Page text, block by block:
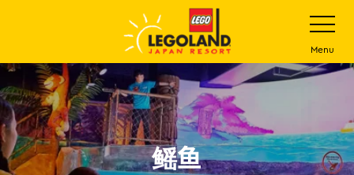
主
要
内
容
打
开
网
站
菜
单
Menu
鳐鱼